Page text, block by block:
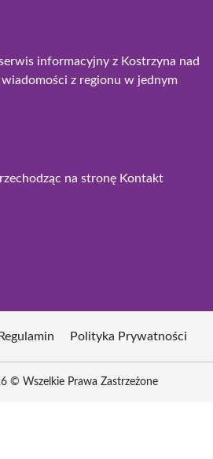
informacyjny z Kostrzyna nad
z regionu w jednym
na stronę Kontakt
Regulamin Polityka Prywatności
© Wszelkie Prawa Zastrzeżone